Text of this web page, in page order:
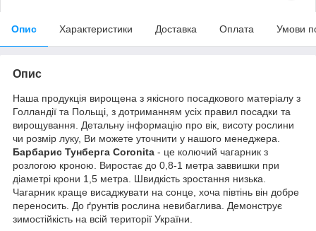
Опис Характеристики Доставка Оплата Умови
Опис
Наша продукція вирощена з якісного посадкового матеріалу з
Голландії та Польщі, з дотриманням усіх правил посадки та
вирощування. Детальну інформацію про вік, висоту рослини
чи розмір луку, Ви можете уточнити у нашого менеджера.
Барбарис Тунберга Coronita - це колючий чагарник з
розлогою кроною. Виростає до 0,8-1 метра заввишки при
діаметрі крони 1,5 метра. Швидкість зростання низька.
Чагарник краще висаджувати на сонце, хоча півтінь він добре
переносить. До ґрунтів рослина невибаглива. Демонструє
зимостійкість на всій території України.